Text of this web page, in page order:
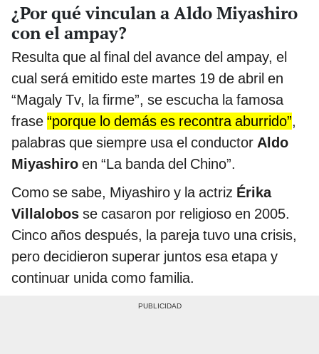
¿Por qué vinculan a Aldo Miyashiro
con el ampay?
Resulta que al final del avance del ampay, el
cual será emitido este martes 19 de abril en
“Magaly Tv, la firme”, se escucha la famosa
frase “porque lo demás es recontra aburrido”,
palabras que siempre usa el conductor Aldo
Miyashiro en “La banda del Chino”.
Como se sabe, Miyashiro y la actriz Érika
Villalobos se casaron por religioso en 2005.
Cinco años después, la pareja tuvo una crisis,
pero decidieron superar juntos esa etapa y
continuar unida como familia.